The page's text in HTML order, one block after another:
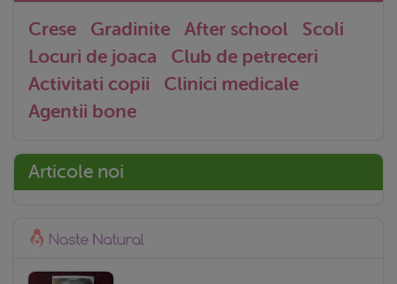
Crese Gradinite After school
Scoli
Locuri de joaca
Club de petreceri
Activitati copii
Clinici medicale
Agentii bone
Articole noi